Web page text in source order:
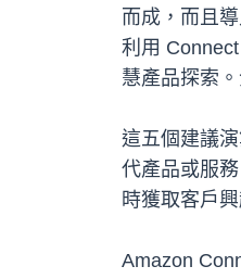
而成，而且
利用
慧產品探索
這五個建議
代產品或服
時獲取客戶
Amazon